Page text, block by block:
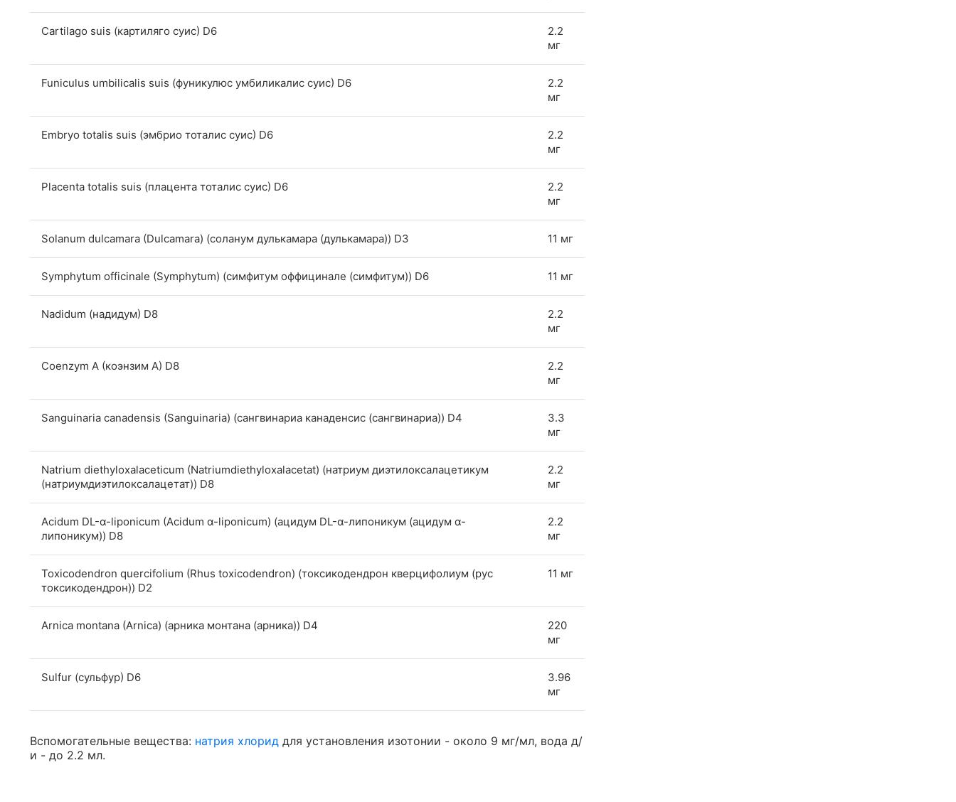
Cartilago suis (картиляго суис) D6
2.2
мг
Funiculus umbilicalis suis (фуникулюс умбиликалис суис) D6
2.2
мг
Embryo totalis suis (эмбрио тоталис суис) D6
2.2
мг
Placenta totalis suis (плацента тоталис суис) D6
2.2
мг
Solanum dulcamara (Dulcamara) (соланум дулькамара (дулькамара)) D3 11 мг
Symphytum officinale (Symphytum) (симфитум оффицинале (симфитум)) D6 11 мг
Nadidum (надидум) D8
2.2
мг
Coenzym A (коэнзим А) D8
2.2
мг
Sanguinaria canadensis (Sanguinaria) (сангвинариа канаденсис (сангвинариа)) D4
3.3
мг
Natrium diethyloxalaceticum (Natriumdiethyloxalacetat) (натриум диэтилоксалацетикум
(натриумдиэтилоксалацетат)) D8
2.2
мг
Acidum DL-α-liponicum (Acidum α-liponicum) (ацидум DL-α-липоникум (ацидум α-
липоникум)) D8
2.2
мг
Toxicodendron quercifolium (Rhus toxicodendron) (токсикодендрон кверцифолиум (рус
токсикодендрон)) D2
11 мг
Arnica montana (Arnica) (арника монтана (арника)) D4
220
мг
Sulfur (сульфур) D6
3.96
мг
Вспомогательные вещества: натрия хлорид для установления изотонии - около 9 мг/мл, вода д/
и - до 2.2 мл.